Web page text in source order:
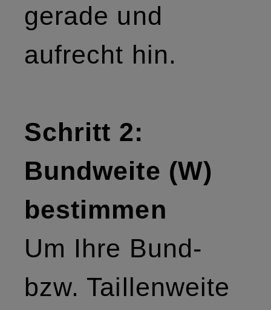
gerade und
aufrecht hin.
Schritt 2:
Bundweite (W)
bestimmen
Um Ihre Bund-
bzw. Taillenweite